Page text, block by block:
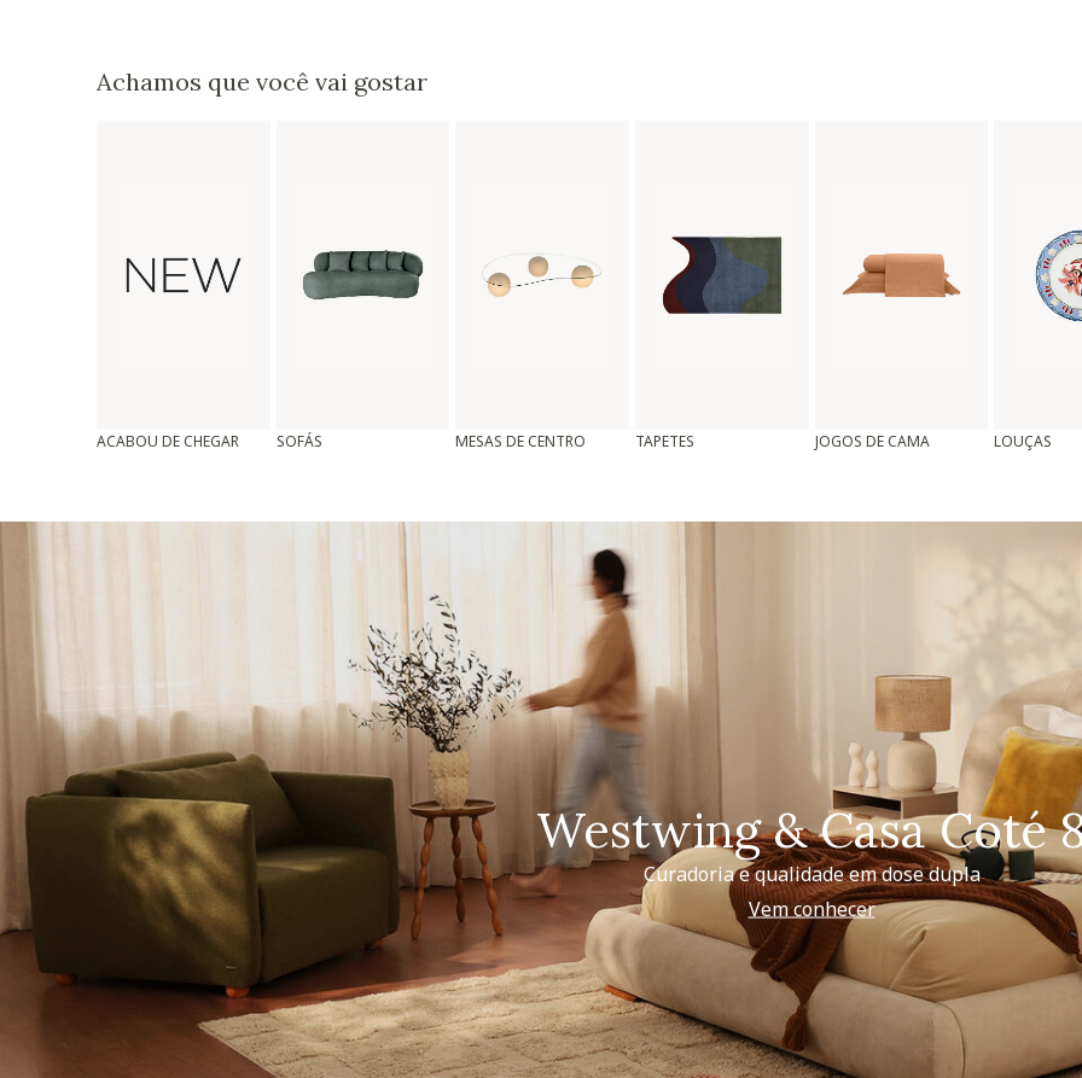
Achamos que você vai gostar
ACABOU DE CHEGAR SOFÁS MESAS DE CENTRO TAPETES JOGOS DE CAMA LOUÇAS
Westwing & Casa Coté
Curadoria e qualidade em dose dupla
Vem conhecer